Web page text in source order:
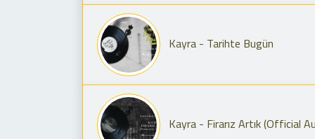
Kayra - Tarihte Bugün
Kayra - Firarız Artık (Official